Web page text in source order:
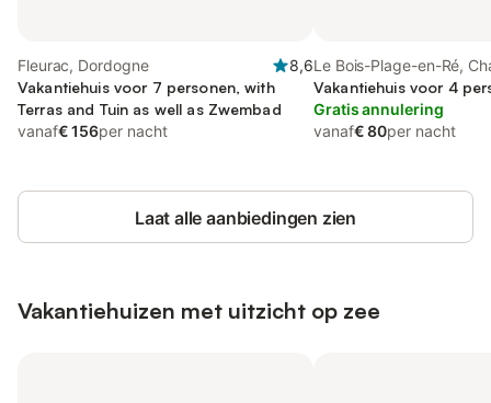
Fleurac, Dordogne
8,6
Vakantiehuis voor 7 personen, with
Terras and Tuin as well as Zwembad
vanaf€ 156per nacht
Le Bois-Plage-en-Ré,
Maritime
Vakantiehuis voor 4
Gratis annulering
vanaf€ 80per nacht
Laat alle aanbiedingen zien
Vakantiehuizen met uitzicht op zee